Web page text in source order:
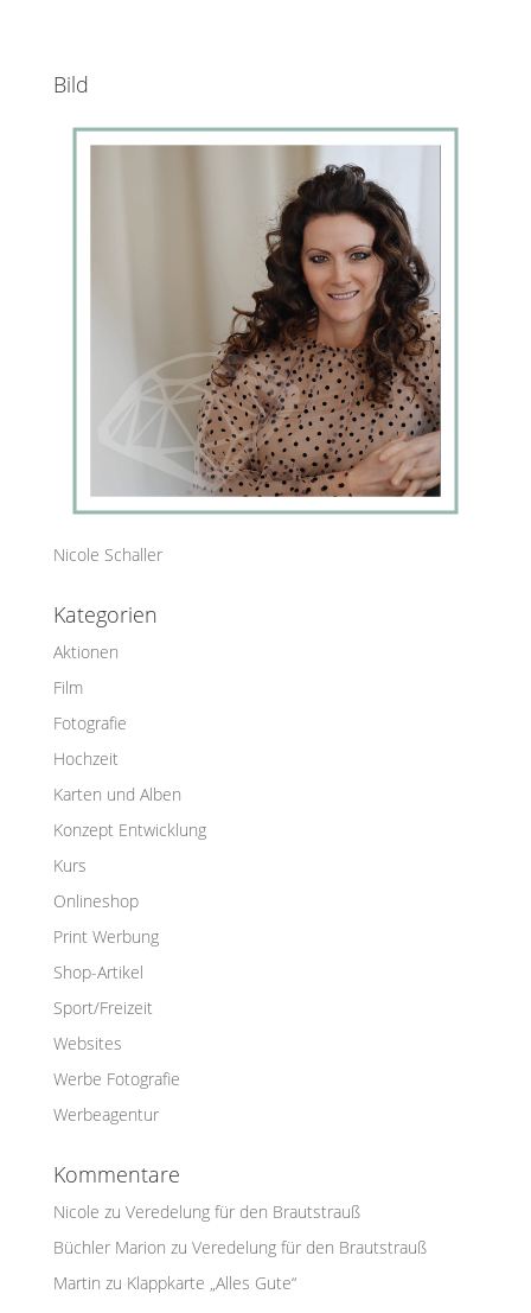
Bild
Nicole Schaller
Kategorien
Aktionen
Film
Fotografie
Hochzeit
Karten und Alben
Konzept Entwicklung
Kurs
Onlineshop
Print Werbung
Shop-Artikel
Sport/Freizeit
Websites
Werbe Fotografie
Werbeagentur
Kommentare
Nicole zu Veredelung für den Brautstrauß
Büchler Marion zu Veredelung für den Brautstrauß
Martin zu Klappkarte „Alles Gute“